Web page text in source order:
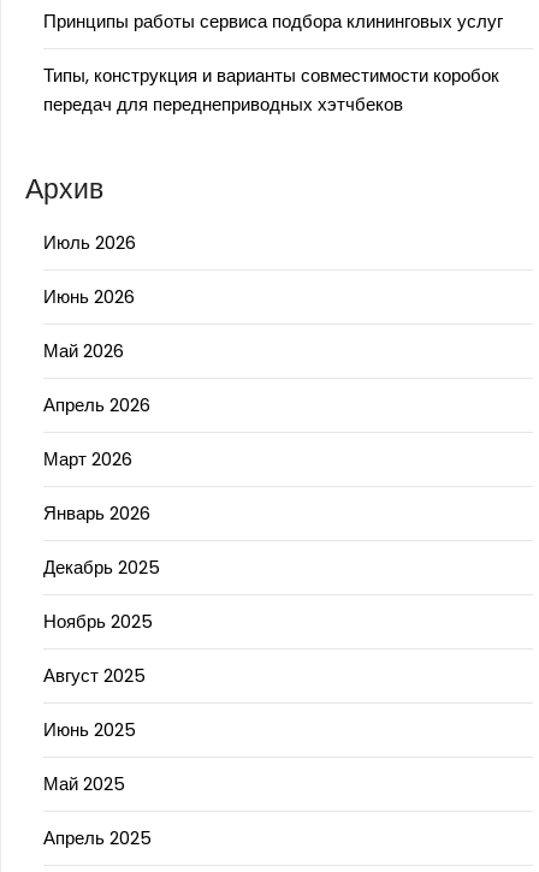
Принципы работы сервиса подбора клининговых услуг
Типы, конструкция и варианты совместимости коробок
передач для переднеприводных хэтчбеков
Архив
Июль 2026
Июнь 2026
Май 2026
Апрель 2026
Март 2026
Январь 2026
Декабрь 2025
Ноябрь 2025
Август 2025
Июнь 2025
Май 2025
Апрель 2025